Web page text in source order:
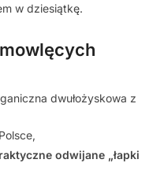
w dziesiątkę.
dwułożyskowa z
odwijane „łapki